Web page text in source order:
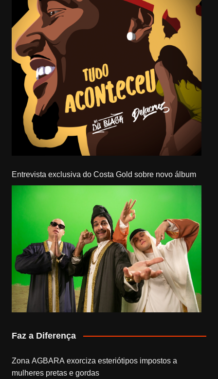
Entrevista exclusiva do Costa Gold sobre novo álbum
Faz a Diferença
Zona AGBARA exorciza esteriótipos impostos a
mulheres pretas e gordas